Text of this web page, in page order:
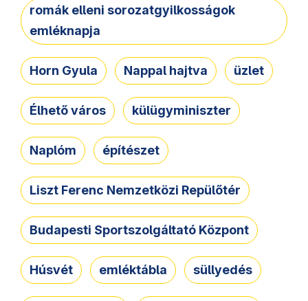
romák elleni sorozatgyilkosságok
emléknapja
Horn Gyula Nappal hajtva üzlet
Élhető város külügyminiszter
Naplóm építészet
Liszt Ferenc Nemzetközi Repülőtér
Budapesti Sportszolgáltató Központ
Húsvét emléktábla süllyedés